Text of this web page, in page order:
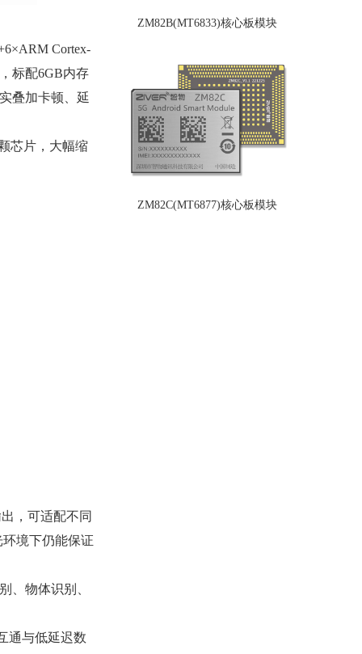
Cortex-
标配6GB内存
叠加卡顿、延
芯片，大幅缩
，可适配不同
境下仍能保证
、物体识别、
通与低延迟数
ZM82B(MT6833)核心板模块
ZM82C(MT6877)核心板模块